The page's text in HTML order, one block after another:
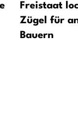
Freistaat
Zügel für
Bauern